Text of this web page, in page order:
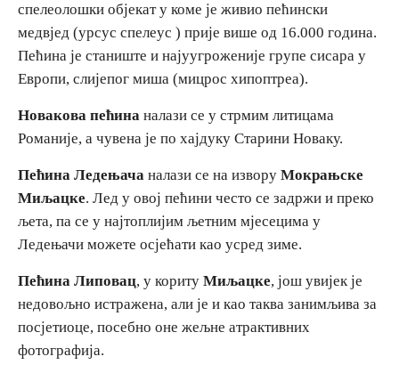
E-Brochure
Откриј Српску
спелеолошки објекат у коме је живио пећински
медвјед (урсус спелеус ) прије више од 16.000 година.
Пећина је станиште и најуугроженије групе сисара у
Европи, слијепог миша (мицрос хипоптреа).
Новакова пећина налази се у стрмим литицама
Романије, а чувена је по хајдуку Старини Новаку.
Пећина Ледењача налази се на извору Мокрањске
Миљацке. Лед у овој пећини често се задржи и преко
љета, па се у најтоплијим љетним мјесецима у
Ледењачи можете осјећати као усред зиме.
Пећина Липовац, у кориту Миљацке, још увијек је
недовољно истражена, али је и као таква занимљива за
посјетиоце, посебно оне жељне атрактивних
фотографија.